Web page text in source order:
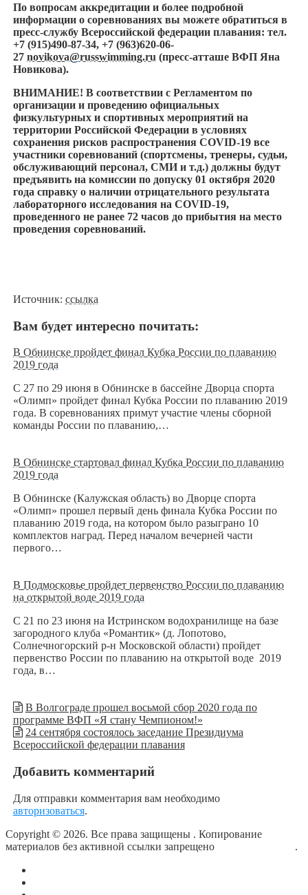
По вопросам аккредитации и более подробной
информации о соревнованиях вы можете обратиться в
пресс-службу Всероссийской федерации плавания: тел.
+7 (915)490-87-34, +7 (963)620-06-
27 novikova@russwimming.ru (пресс-атташе ВФП Яна
Новикова).
ВНИМАНИЕ! В соответствии с Регламентом по
организации и проведению официальных
физкультурных и спортивных мероприятий на
территории Российской Федерации в условиях
сохранения рисков распространения COVID-19 все
участники соревнований (спортсмены, тренеры, судьи,
обслуживающий персонал, СМИ и т.д.) должны будут
предъявить на комиссии по допуску 01 октября 2020
года справку о наличии отрицательного результата
лабораторного исследования на COVID-19,
проведенного не ранее 72 часов до прибытия на место
проведения соревнований.
Источник: ссылка
Вам будет интересно почитать:
В Обнинске пройдет финал Кубка России по плаванию
2019 года
С 27 по 29 июня в Обнинске в бассейне Дворца спорта
«Олимп» пройдет финал Кубка России по плаванию 2019
года. В соревнованиях примут участие члены сборной
команды России по плаванию,…
В Обнинске стартовал финал Кубка России по плаванию
2019 года
В Обнинске (Калужская область) во Дворце спорта
«Олимп» прошел первый день финала Кубка России по
плаванию 2019 года, на котором было разыграно 10
комплектов наград. Перед началом вечерней части
первого…
В Подмосковье пройдет первенство России по плаванию
на открытой воде 2019 года
С 21 по 23 июня на Истринском водохранилище на базе
загородного клуба «Романтик» (д. Лопотово,
Солнечногорский р-н Московской области) пройдет
первенство России по плаванию на открытой воде 2019
года, в…
В Волгограде прошел восьмой сбор 2020 года по
программе ВФП «Я стану Чемпионом!»
24 сентября состоялось заседание Президиума
Всероссийской федерации плавания
Добавить комментарий
Для отправки комментария вам необходимо
авторизоваться.
Copyright © 2026. Все права защищены . Копирование
материалов без активной ссылки запрещено
.